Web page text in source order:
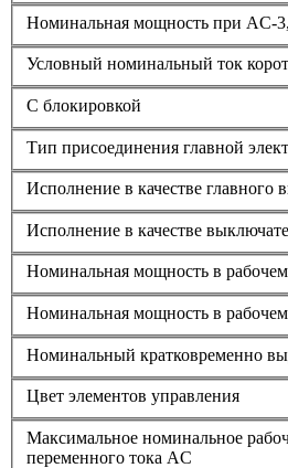
Номинальная мощность при AC-
Условный номинальный ток
С блокировкой
Тип присоединения главной
Исполнение в качестве главного
Исполнение в качестве
Номинальная мощность в
Номинальная мощность в
Номинальный кратковременно
Цвет элементов управления
Максимальное номинальное
переменного тока AC